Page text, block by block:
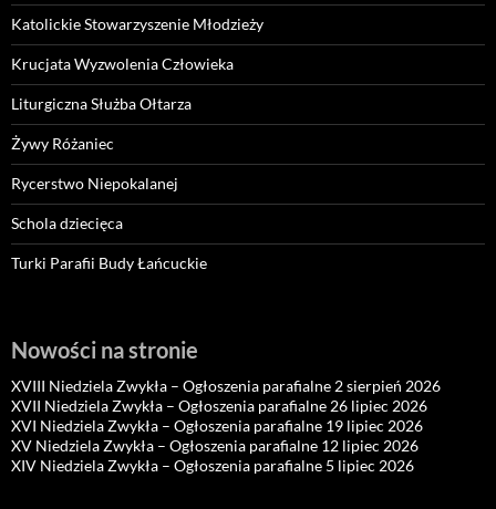
Katolickie Stowarzyszenie Młodzieży
Krucjata Wyzwolenia Człowieka
Liturgiczna Służba Ołtarza
Żywy Różaniec
Rycerstwo Niepokalanej
Schola dziecięca
Turki Parafii Budy Łańcuckie
Nowości na stronie
XVIII Niedziela Zwykła – Ogłoszenia parafialne 2 sierpień 2026
XVII Niedziela Zwykła – Ogłoszenia parafialne 26 lipiec 2026
XVI Niedziela Zwykła – Ogłoszenia parafialne 19 lipiec 2026
XV Niedziela Zwykła – Ogłoszenia parafialne 12 lipiec 2026
XIV Niedziela Zwykła – Ogłoszenia parafialne 5 lipiec 2026